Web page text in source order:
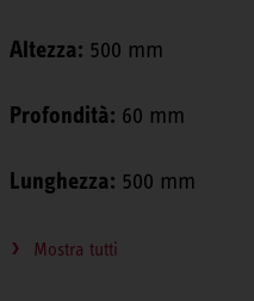
Altezza: 500 mm
Profondità: 60 mm
Lunghezza: 500 mm
Mostra tutti